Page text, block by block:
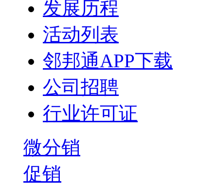
发展历程
活动列表
邻邦通APP下载
公司招聘
行业许可证
微分销
促销